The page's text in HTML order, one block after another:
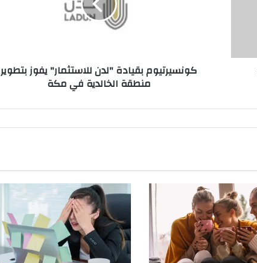
كونسيرتيوم بقيادة "لدن للاستثمار" يفوز بتطوير
منطقة الخالدية في مكة